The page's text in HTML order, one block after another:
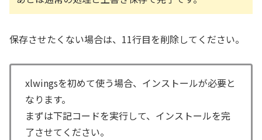
保存させたくない場合は、11行目を削除してください。
xlwingsを初めて使う場合、インストールが必要と
なります。
まずは下記コードを実行して、インストールを完
了させてください。